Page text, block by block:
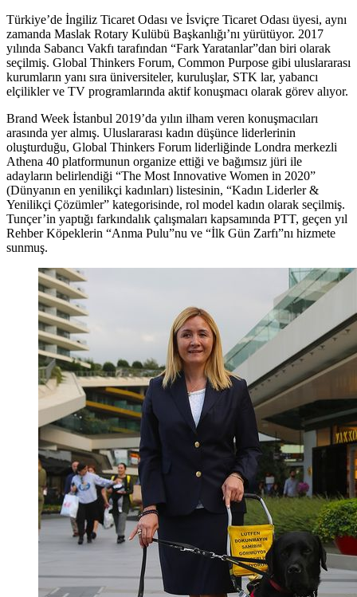
Türkiye’de İngiliz Ticaret Odası ve İsviçre Ticaret Odası üyesi, aynı
zamanda Maslak Rotary Kulübü Başkanlığı’nı yürütüyor. 2017
yılında Sabancı Vakfı tarafından “Fark Yaratanlar”dan biri olarak
seçilmiş. Global Thinkers Forum, Common Purpose gibi uluslararası
kurumların yanı sıra üniversiteler, kuruluşlar, STK lar, yabancı
elçilikler ve TV programlarında aktif konuşmacı olarak görev alıyor.
Brand Week İstanbul 2019’da yılın ilham veren konuşmacıları
arasında yer almış. Uluslararası kadın düşünce liderlerinin
oluşturduğu, Global Thinkers Forum liderliğinde Londra merkezli
Athena 40 platformunun organize ettiği ve bağımsız jüri ile
adayların belirlendiği “The Most Innovative Women in 2020”
(Dünyanın en yenilikçi kadınları) listesinin, “Kadın Liderler &
Yenilikçi Çözümler” kategorisinde, rol model kadın olarak seçilmiş.
Tunçer’in yaptığı farkındalık çalışmaları kapsamında PTT, geçen yıl
Rehber Köpeklerin “Anma Pulu”nu ve “İlk Gün Zarfı”nı hizmete
sunmuş.